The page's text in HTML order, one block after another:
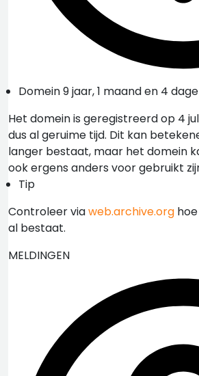
Domein 9 jaar, 1 maand en 4
Het domein is geregistreerd op 4
dus al geruime tijd. Dit kan
langer bestaat, maar het domein
ook ergens anders voor gebruikt
Tip
Controleer viaweb.archive.org
al bestaat.
MELDINGEN